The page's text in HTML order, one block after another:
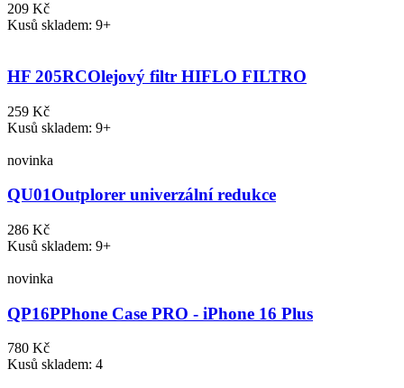
209 Kč
Kusů skladem: 9+
HF 205RCOlejový filtr HIFLO FILTRO
259 Kč
Kusů skladem: 9+
novinka
QU01Outplorer univerzální redukce
286 Kč
Kusů skladem: 9+
novinka
QP16PPhone Case PRO - iPhone 16 Plus
780 Kč
Kusů skladem: 4